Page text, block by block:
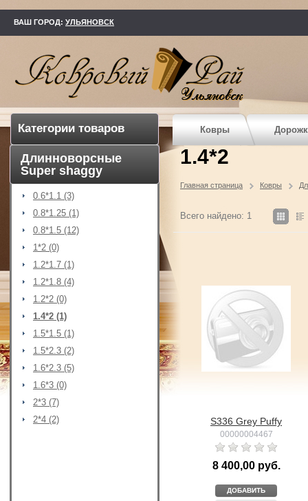
ВАШ ГОРОД: УЛЬЯНОВСК
Категории товаров Ковры
Длинноворсные
Super shaggy
0.6*1.1 (3)
0.8*1.25 (1)
0.8*1.5 (12)
1*2 (0)
1.2*1.7 (1)
1.2*1.8 (4)
1.2*2 (0)
1.4*2 (1)
1.5*1.5 (1)
1.5*2.3 (2)
1.6*2.3 (5)
1.6*3 (0)
2*3 (7)
2*4 (2)
1.4*2
Главная страница Ковры
Всего найдено: 1
S336 Grey Puffy
00000004467
8 400,00 руб.
ДОБАВИТЬ